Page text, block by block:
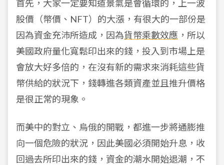
首先，大家一定要知道景氣是會循環的，上一波
股價（幣價、NFT）的大漲，有很大的一部份是
因為資金充沛所造成，因為貨幣乘數效應 ，所以
美國政府量化寬鬆印出來的錢，投入到市場上是
會放大好多倍的，在沒有新的需求來消耗這些貨
幣供給的狀況下，錢轉進各類資產並且推升價格
是很正常的現象。
而美中的對立、烏俄的開戰，都進一步將通膨推
向一個危險的狀況，因此美國必須開始升息，收
回過去所印出來的錢，資金的潮水開始退潮，不